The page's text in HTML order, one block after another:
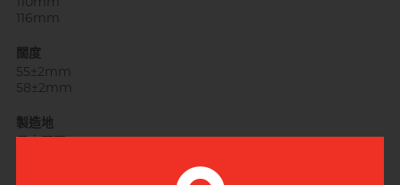
116mm
闊度
55±2mm
58±2mm
製造地
馬來西亞